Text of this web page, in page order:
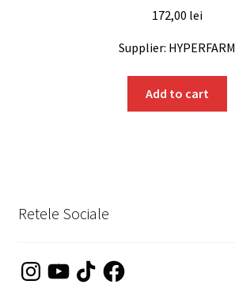
172,00 lei
Supplier: HYPERFARM
Add to cart
Retele Sociale
InstagramYouTubeTikTokFacebook